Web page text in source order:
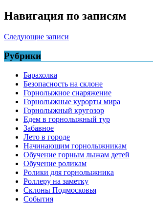
Навигация по записям
Следующие записи
Рубрики
Барахолка
Безопасность на склоне
Горнолыжное снаряжение
Горнолыжные курорты мира
Горнолыжный кругозор
Едем в горнолыжный тур
Забавное
Лето в городе
Начинающим горнолыжникам
Обучение горным лыжам детей
Обучение роликам
Ролики для горнолыжника
Роллеру на заметку
Склоны Подмосковья
События